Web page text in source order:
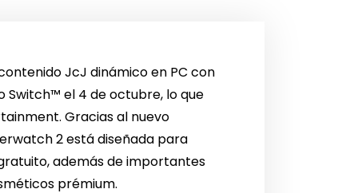
JcJ dinámico en PC con
Switch™ el 4 de octubre, lo que
Gracias al nuevo
2 está diseñada para
además de importantes
prémium.